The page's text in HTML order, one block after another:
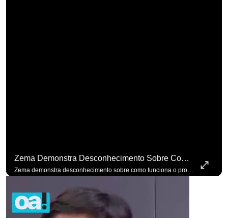
Zema Demonstra Desconhecimento Sobre Como Funciona O Processo De Mudança Das Leis. #OAntagonista
Zema demonstra desconhecimento sobre como funciona o processo de mudança das leis. #OAntagonista Se você busca informação com credibilidade, inscreva-se agora e ative o